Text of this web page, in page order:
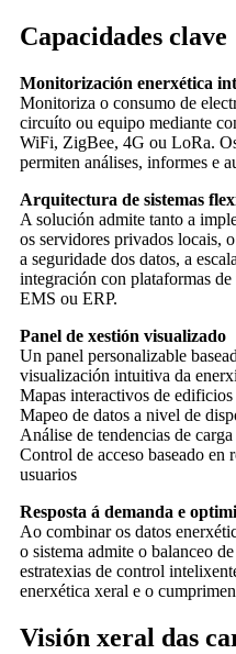
Capacidades clave
Monitorización enerxética
Monitoriza o consumo de
circuíto ou equipo mediante
WiFi, ZigBee, 4G ou LoRa.
permiten análises, informes e
Arquitectura de sistemas
A solución admite tanto a
os servidores privados locais,
a seguridade dos datos, a
integración con plataformas
EMS ou ERP.
Panel de xestión visualizado
Un panel personalizable
visualización intuitiva da
Mapas interactivos de edificios
Mapeo de datos a nivel de
Análise de tendencias de
Control de acceso baseado en
usuarios
Resposta á demanda e
Ao combinar os datos
o sistema admite o balanceo
estratexias de control
enerxética xeral e o
Visión xeral das